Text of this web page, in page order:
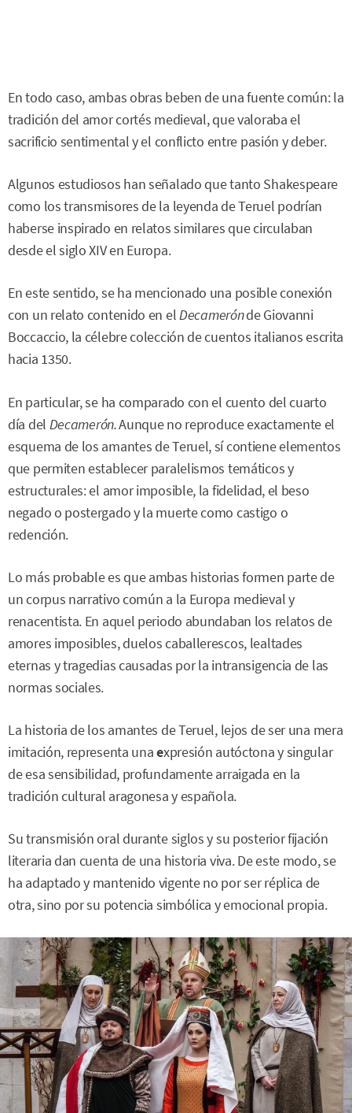
En todo caso, ambas obras beben de una fuente común: la
tradición del amor cortés medieval, que valoraba el
sacrificio sentimental y el conflicto entre pasión y deber.
Algunos estudiosos han señalado que tanto Shakespeare
como los transmisores de la leyenda de Teruel podrían
haberse inspirado en relatos similares que circulaban
desde el siglo XIV en Europa.
En este sentido, se ha mencionado una posible conexión
con un relato contenido en elDecamerónde Giovanni
Boccaccio, la célebre colección de cuentos italianos escrita
hacia 1350.
En particular, se ha comparado con el cuento del cuarto
día del Decamerón.Aunque no reproduce exactamente el
esquema de los amantes de Teruel, sí contiene elementos
que permiten establecer paralelismos temáticos y
estructurales: el amor imposible, la fidelidad, el beso
negado o postergado y la muerte como castigo o
redención.
Lo más probable es que ambas historias formen parte de
un corpus narrativo común a la Europa medieval y
renacentista. En aquel periodo abundaban los relatos de
amores imposibles, duelos caballerescos, lealtades
eternas y tragedias causadas por la intransigencia de las
normas sociales.
La historia de los amantes de Teruel, lejos de ser una mera
imitación, representa unaexpresión autóctona y singular
de esa sensibilidad, profundamente arraigada en la
tradición cultural aragonesa y española.
Su transmisión oral durante siglos y su posterior fijación
literaria dan cuenta de una historia viva. De este modo, se
ha adaptado y mantenido vigente no por ser réplica de
otra, sino por su potencia simbólica y emocional propia.